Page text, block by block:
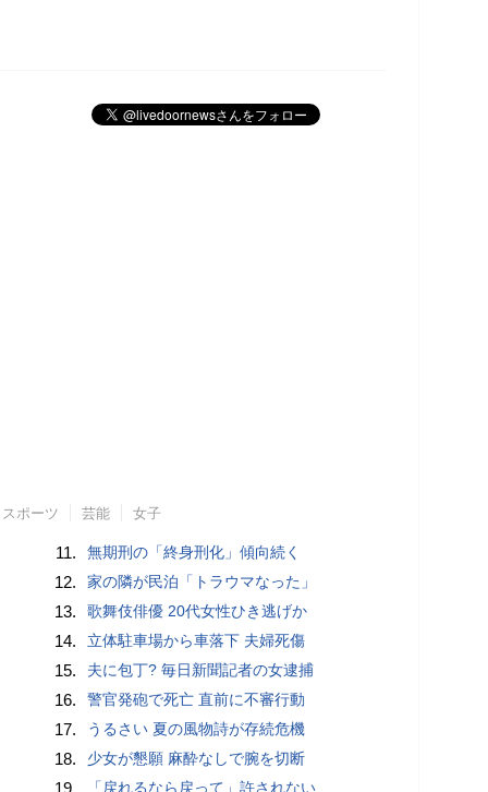
スポーツ 芸能 女子
11. 無期刑の「終身刑化」傾向続く
12. 家の隣が民泊「トラウマなった」
13. 歌舞伎俳優 20代女性ひき逃げか
14. 立体駐車場から車落下 夫婦死傷
15. 夫に包丁? 毎日新聞記者の女逮捕
16. 警官発砲で死亡 直前に不審行動
17. うるさい 夏の風物詩が存続危機
18. 少女が懇願 麻酔なしで腕を切断
19. 「戻れるなら戻って」許されない